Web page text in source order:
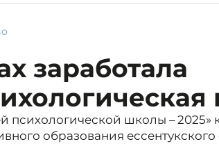
заработала
психологической школы – 2025»
образования